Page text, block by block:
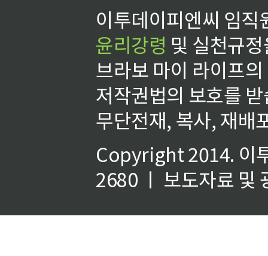
이투데이피엔씨 임
윤리강령 및 실천규
브라보 마이 라이프
저작권법의 보호를
무단전재, 복사, 재배
Copyright 2014. 이
2680 ㅣ 보도자료